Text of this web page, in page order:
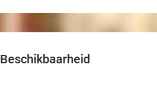
Beschikbaarheid